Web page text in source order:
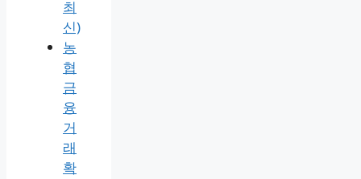
최
신)
농
협
금
융
거
래
확